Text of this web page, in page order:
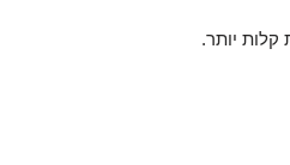
קלות יותר.